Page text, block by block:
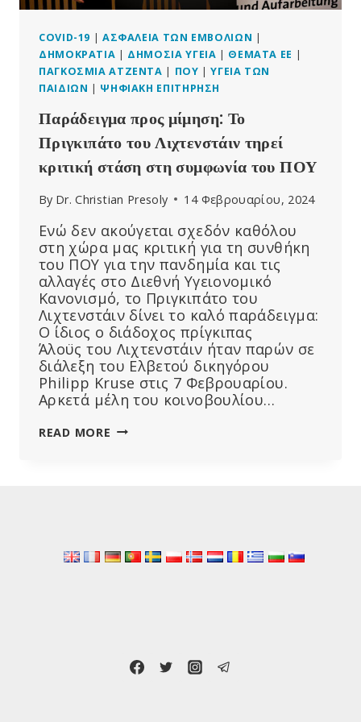
COVID-19 | ΑΣΦΆΛΕΙΑ ΤΩΝ ΕΜΒΟΛΊΩΝ |
ΔΗΜΟΚΡΑΤΊΑ | ΔΗΜΌΣΙΑ ΥΓΕΊΑ | ΘΈΜΑΤΑ ΕΕ |
ΠΑΓΚΌΣΜΙΑ ΑΤΖΈΝΤΑ | ΠΟΥ |ΥΓΕΊΑ ΤΩΝ
ΠΑΙΔΙΏΝ | ΨΗΦΙΑΚΉ ΕΠΙΤΉΡΗΣΗ
Παράδειγμα προς μίμηση: Το
Πριγκιπάτο του Λιχτενστάιν τηρεί
κριτική στάση στη συμφωνία του ΠΟΥ
By Dr. Christian Presoly 14 Φεβρουαρίου, 2024
Ενώ δεν ακούγεται σχεδόν καθόλου
στη χώρα μας κριτική για τη συνθήκη
του ΠΟΥ για την πανδημία και τις
αλλαγές στο Διεθνή Υγειονομικό
Κανονισμό, το Πριγκιπάτο του
Λιχτενστάιν δίνει το καλό παράδειγμα:
Ο ίδιος ο διάδοχος πρίγκιπας
Άλοϋς του Λιχτενστάιν ήταν παρών σε
διάλεξη του Ελβετού δικηγόρου
Philipp Kruse στις 7 Φεβρουαρίου.
Αρκετά μέλη του κοινοβουλίου…
READ MORE ΠΑΡΆΔΕΙΓΜΑ
ΤΗΡΕΊ
ΚΡΙΤΙΚΉ